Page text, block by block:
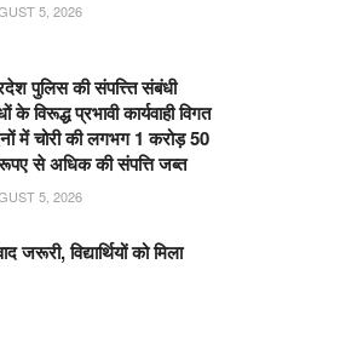
5, 2026
पुलिस की संपत्त्ति संबंधी
के विरूद्ध प्रभावी कार्यवाही विगत
में चोरी की लगभग 1 करोड़ 50
से अधिक की संपत्ति जब्‍त
5, 2026
विद्यार्थियों को मिला